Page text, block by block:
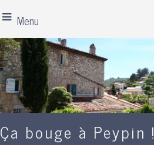
Menu
Ça bouge à Peypin !